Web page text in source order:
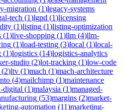
migration (1)legacy-systems
tech (1)lgpd (1)licensing
(1)listing (1)listing-optimization
(1)live-shopping (1)llm (4)llm-
(1)load-testing (3)local (1)local-
(1)logistics (14)logistics-analytics
studio (2)lot-tracking (1)low-code
(2)ltv (1)mach (1)mach-architecture
(4)mailchimp (1)maintenance
digital (1)malaysia (1)managed-
(53)margins (2)market-
automation (11)marketing-